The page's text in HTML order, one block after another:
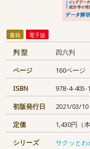
書籍 電子版
判 型
四六判
ページ
160ページ
ISBN
978-4-405-
初版発行日
2021/03/10
定価
1,430円（
シリーズ
サクッと